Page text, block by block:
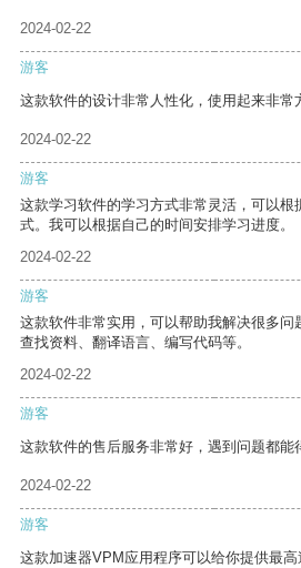
2024-02-22
游客
这款软件的设计非常人性化，使用起来非常
2024-02-22
游客
这款学习软件的学习方式非常灵活，可以根
式。我可以根据自己的时间安排学习进度。
2024-02-22
游客
这款软件非常实用，可以帮助我解决很多问
查找资料、翻译语言、编写代码等。
2024-02-22
游客
这款软件的售后服务非常好，遇到问题都能
2024-02-22
游客
这款加速器VPM应用程序可以给你提供最高